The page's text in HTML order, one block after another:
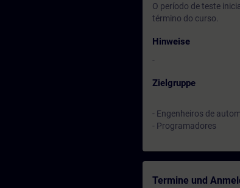
O período de teste
término do curso.
Hinweise
-
Zielgruppe
- Engenheiros de
- Programadores
Termine und